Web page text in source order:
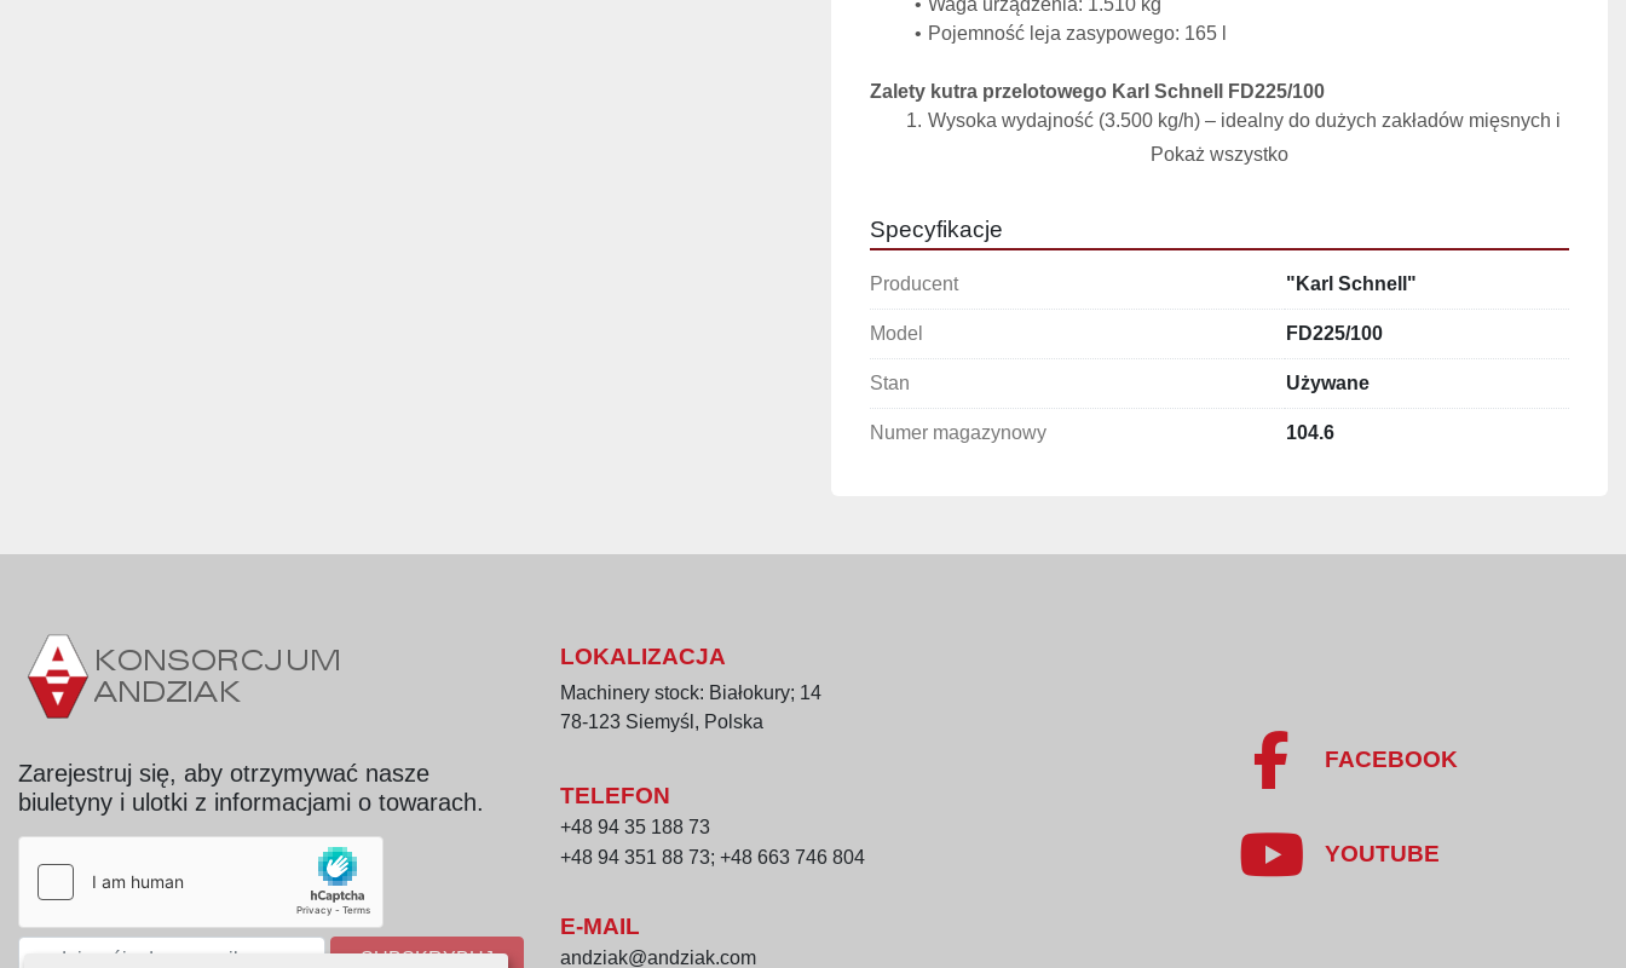
Waga urządzenia: 1.510 kg
Pojemność leja zasypowego: 165 l
Zalety kutra przelotowego Karl Schnell FD225/100
Wysoka wydajność (3.500 kg/h) – idealny do dużych zakładów mięsnych i
przetwórni przemysłowych.
Solidna konstrukcja – trwałość urządzenia pozwala na długotrwałą,
Duży lej zasypowy (165 l) – umożliwia ciągłą pracę bez konieczności
pozwala na przygotowanie farszu w sposób ciągły i efektywny.
Zastosowanie
Pokaż wszystko
Specyfikacje
Producent "Karl Schnell"
Model FD225/100
Stan Używane
Numer magazynowy 104.6
Zarejestruj się, aby otrzymywać nasze
biuletyny i ulotki z informacjami o towarach.
SUBSKRYBUJ
LOKALIZACJA
Machinery stock: Białokury; 14
78-123 Siemyśl, Polska
TELEFON
+48 94 35 188 73
+48 94 351 88 73; +48 663 746 804
E-MAIL
andziak@andziak.com
FACEBOOK
YOUTUBE